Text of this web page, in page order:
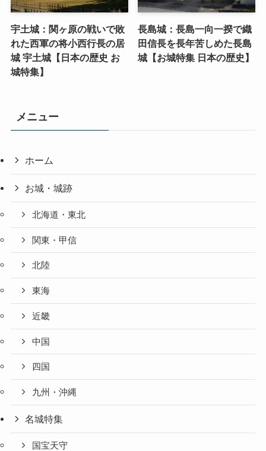
宇土城：関ヶ原の戦いで敗
れた西軍の将小西行長の居
城 宇土城【日本の歴史 お
城特集】
長島城：長島一向一揆で織
田信長を長年苦しめた長島
城【お城特集 日本の歴史】
メニュー
ホーム
お城・城跡
北海道・東北
関東・甲信
北陸
東海
近畿
中国
四国
九州・沖縄
名城特集
国宝天守